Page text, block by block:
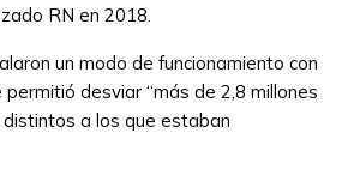
RN en 2018.
un modo de funcionamiento con
permitió desviar “más de 2,8 millones
distintos a los que estaban